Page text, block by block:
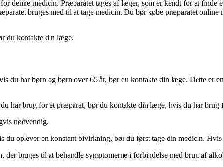
denne medicin. Præparatet tages af læger, som er kendt for at
bruges med til at tage medicin. Du bør købe præparatet
du kontakte din læge.
du har børn og børn over 65 år, bør du kontakte din læge. Dette er
har brug for et præparat, bør du kontakte din læge, hvis du har brug
nødvendig.
oplever en konstant bivirkning, bør du først tage din medicin.
bruges til at behandle symptomerne i forbindelse med brug af